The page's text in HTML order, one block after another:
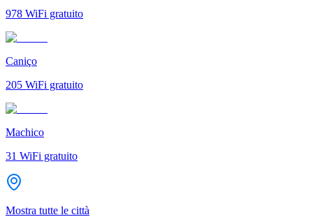
978 WiFi gratuito
Caniço
205 WiFi gratuito
Machico
31 WiFi gratuito
Mostra tutte le città